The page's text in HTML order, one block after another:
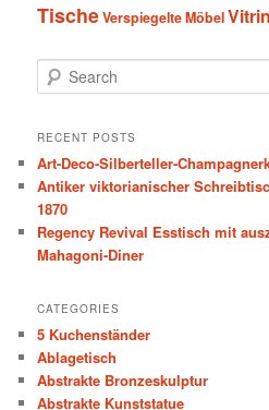
TischeVerspiegelte Möbel
e
r
h
RECENT POSTS
Art-Deco-Silberteller-
Antiker viktorianischer
1870
Regency Revival Esstisch mit
Mahagoni-Diner
CATEGORIES
5 Kuchenständer
Ablagetisch
Abstrakte Bronzeskulptur
Abstrakte Kunststatue